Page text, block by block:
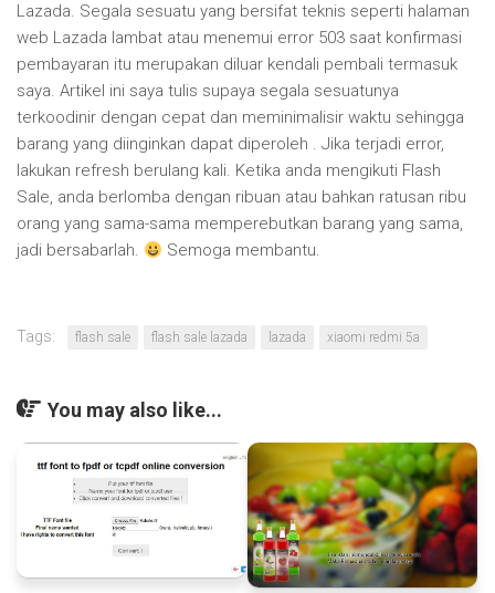
Lazada. Segala sesuatu yang bersifat teknis seperti halaman
web Lazada lambat atau menemui error 503 saat konfirmasi
pembayaran itu merupakan diluar kendali pembali termasuk
saya. Artikel ini saya tulis supaya segala sesuatunya
terkoodinir dengan cepat dan meminimalisir waktu sehingga
barang yang diinginkan dapat diperoleh . Jika terjadi error,
lakukan refresh berulang kali. Ketika anda mengikuti Flash
Sale, anda berlomba dengan ribuan atau bahkan ratusan ribu
orang yang sama-sama memperebutkan barang yang sama,
jadi bersabarlah.
Semoga membantu.
Tags: flash sale flash sale lazada lazada xiaomi redmi 5a
You may also like...